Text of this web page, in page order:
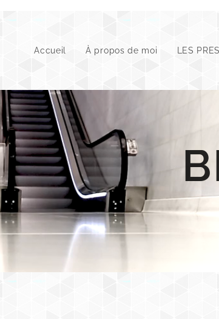
Accueil À propos de moi LES